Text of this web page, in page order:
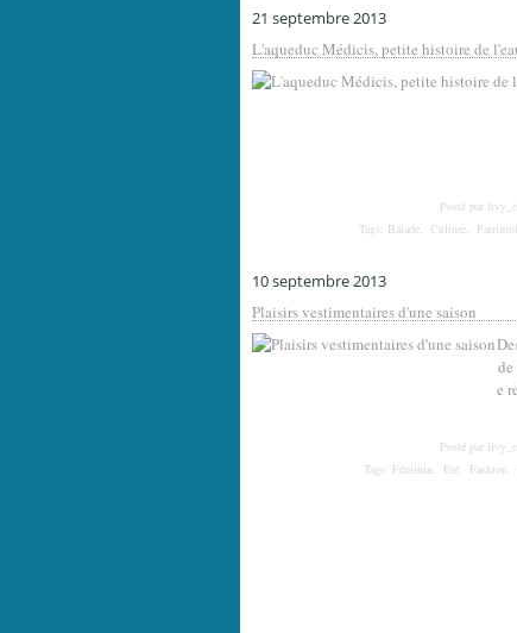
21 septembre 2013
L'aqueduc Médicis, petite histoire de
Posté par
Tags: Balade, Culture,
10 septembre 2013
Plaisirs vestimentaires d'une saison
e
Posté par
Tags: Féminin, Eté, Fashion,